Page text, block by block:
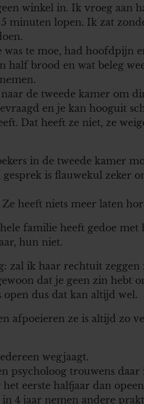
winkel in. Ik vroeg aan
minuten lopen. Ik zat
te moe, had hoofdpijn
half brood en wat beleg
de tweede kamer om
en je kan hooguit
Dat heeft ze niet, ze
in de tweede kamer
is flauwekul zeker
heeft niets meer laten
familie heeft gedoe met
hun niet.
zal ik haar rechtuit
dat je geen zin hebt
open dus dat kan altijd wel.
afpoeieren ze is altijd zo
wegjaagt.
psycholoog trouwens daar
eerste halfjaar dan
4 jaar nemen andere